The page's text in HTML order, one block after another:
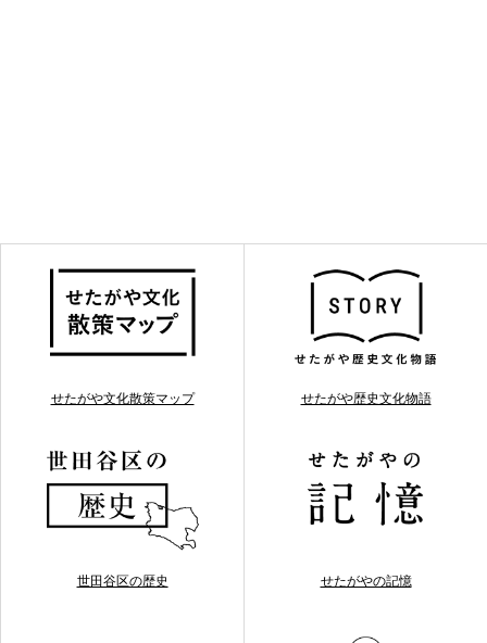
せたがや文化散策マップ せたがや歴史文化物語
世田谷区の歴史 せたがやの記憶